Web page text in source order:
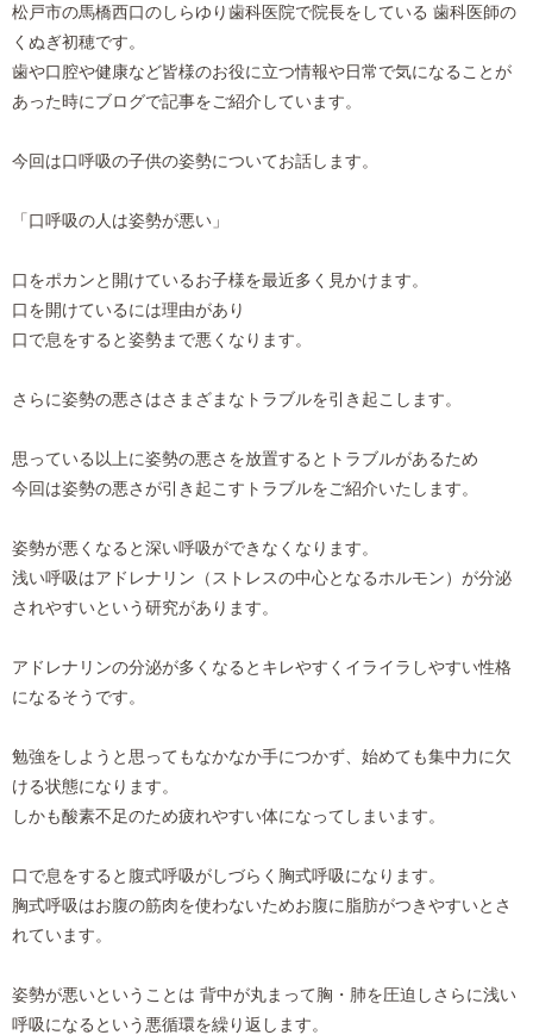
松戸市の馬橋西口のしらゆり歯科医院で院長をしている 歯科医師の
くぬぎ初穂です。
歯や口腔や健康など皆様のお役に立つ情報や日常で気になることが
あった時にブログで記事をご紹介しています。
今回は口呼吸の子供の姿勢についてお話します。
「口呼吸の人は姿勢が悪い」
口をポカンと開けているお子様を最近多く見かけます。
口を開けているには理由があり
口で息をすると姿勢まで悪くなります。
さらに姿勢の悪さはさまざまなトラブルを引き起こします。
思っている以上に姿勢の悪さを放置するとトラブルがあるため
今回は姿勢の悪さが引き起こすトラブルをご紹介いたします。
姿勢が悪くなると深い呼吸ができなくなります。
浅い呼吸はアドレナリン（ストレスの中心となるホルモン）が分泌
されやすいという研究があります。
アドレナリンの分泌が多くなるとキレやすくイライラしやすい性格
になるそうです。
勉強をしようと思ってもなかなか手につかず、始めても集中力に欠
ける状態になります。
しかも酸素不足のため疲れやすい体になってしまいます。
口で息をすると腹式呼吸がしづらく胸式呼吸になります。
胸式呼吸はお腹の筋肉を使わないためお腹に脂肪がつきやすいとさ
れています。
姿勢が悪いということは 背中が丸まって胸・肺を圧迫しさらに浅い
呼吸になるという悪循環を繰り返します。